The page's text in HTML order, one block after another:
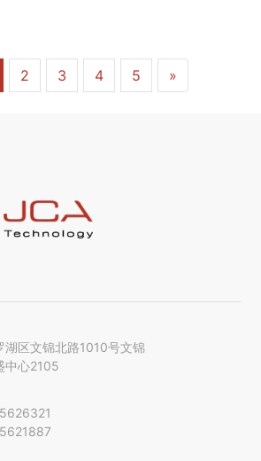
2 3 4 5 »
湖区文锦北路1010号文锦
中心2105